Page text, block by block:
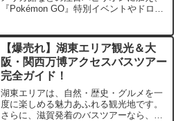
『Pokémon GO』特別イベントやドロー
体験できます。公式発表に基づくおすす
め10選を押さえれば、家族や友人と最高
の思い出が作れます！
【爆売れ】湖東エリア観光＆大
阪・関西万博アクセスバスツアー
完全ガイド！
湖東エリアは、自然・歴史・グルメを一
度に楽しめる魅力あふれる観光地です。
さらに、滋賀発着のバスツアーなら、大